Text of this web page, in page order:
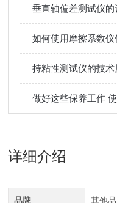
如何使用摩擦系数
持粘性测试仪的技
做好这些保养工作
详细介绍
品牌 其他